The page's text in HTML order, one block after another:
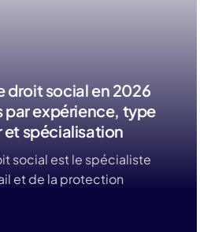
droit social en 2026
par expérience, type
et spécialisation
social est le spécialiste
et de la protection